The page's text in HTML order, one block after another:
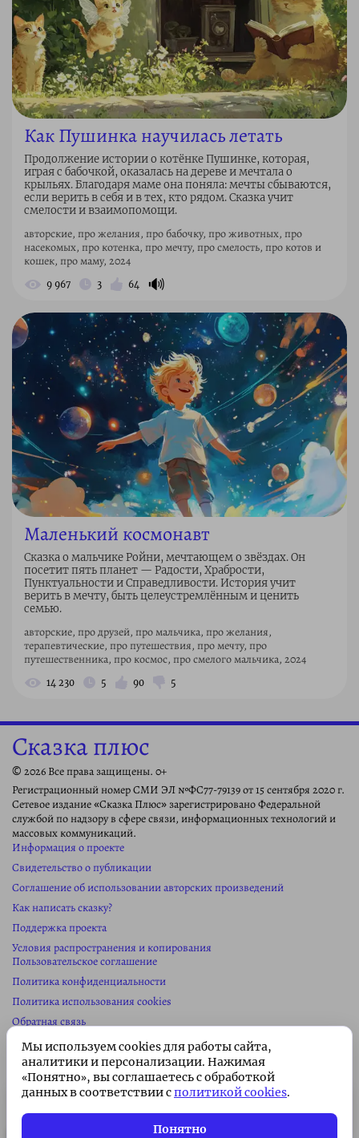
Как Пушинка научилась летать
Продолжение истории о котёнке Пушинке, которая,
играя с бабочкой, оказалась на дереве и мечтала о
крыльях. Благодаря маме она поняла: мечты сбываются,
если верить в себя и в тех, кто рядом. Сказка учит
смелости и взаимопомощи.
авторские, про желания, про бабочку, про животных, про
насекомых, про котенка, про мечту, про смелость, про котов и
кошек, про маму, 2024
9 967 3 64 🔊
Маленький космонавт
Сказка о мальчике Ройни, мечтающем о звёздах. Он
посетит пять планет — Радости, Храбрости,
Пунктуальности и Справедливости. История учит
верить в мечту, быть целеустремлённым и ценить
семью.
авторские, про друзей, про мальчика, про желания,
терапевтические, про путешествия, про мечту, про
путешественника, про космос, про смелого мальчика, 2024
14 230 5 90 5
Сказка плюс
© 2026 Все права защищены. 0+
Регистрационный номер СМИ ЭЛ №ФС77-79139 от 15 сентября 2020 г.
Сетевое издание «Сказка Плюс» зарегистрировано Федеральной
службой по надзору в сфере связи, информационных технологий и
массовых коммуникаций.
Информация о проекте
Свидетельство о публикации
Соглашение об использовании авторских произведений
Как написать сказку?
Поддержка проекта
Условия распространения и копирования
Пользовательское соглашение
Политика конфиденциальности
Политика использования cookies
Обратная связь
Колонка редактора
Реклама на сайте
Карта сайта
Сайт сделан встудии Павла Сайка
Информацияо проекте
Мы используем cookies для работы сайта,
аналитики и персонализации. Нажимая
«Понятно», вы соглашаетесь с обработкой
данных в соответствии сполитикой cookies.
Понятно